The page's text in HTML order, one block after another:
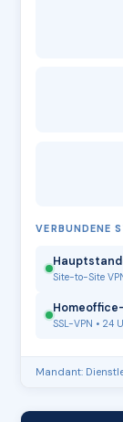
VERBUNDENE
Site-to-Site
SSL-VPN • 24
Mandant: